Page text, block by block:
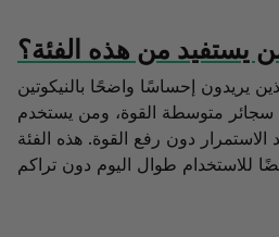
يستفيد من هذه الفئة؟
يريدون إحساسًا واضحًا بالنيكوتين
متوسطة القوة، ومن يستخدم
الاستمرار دون رفع القوة. هذه الفئة